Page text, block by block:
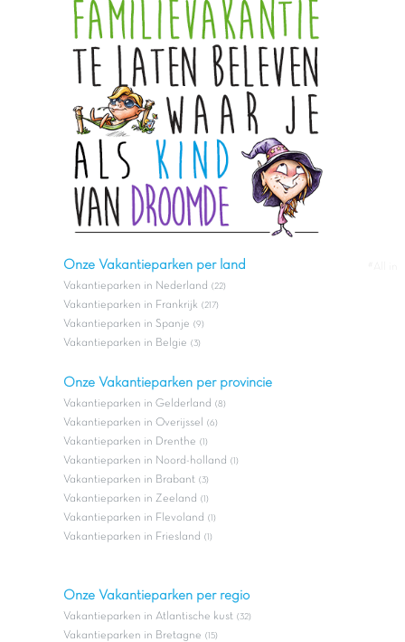
Onze Vakantieparken per land
Vakantieparken in Nederland (22)
Vakantieparken in Frankrijk (217)
Vakantieparken in Spanje (9)
Vakantieparken in Belgie (3)
Onze Vakantieparken per provincie
Vakantieparken in Gelderland (8)
Vakantieparken in Overijssel (6)
Vakantieparken in Drenthe (1)
Vakantieparken in Noord-holland (1)
Vakantieparken in Brabant (3)
Vakantieparken in Zeeland (1)
Vakantieparken in Flevoland (1)
Vakantieparken in Friesland (1)
Onze Vakantieparken per regio
Vakantieparken in Atlantische kust (32)
Vakantieparken in Bretagne (15)